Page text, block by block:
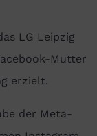
LG Leipzig
Mutter
erzielt.
der Meta-